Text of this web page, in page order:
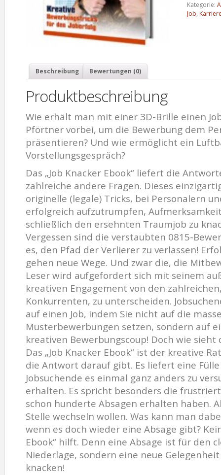
Kategorie:
Job,
Beschreibung Bewertungen (0)
Produktbeschreibung
Wie erhält man mit einer 3D-Brille einen
Pförtner vorbei, um die Bewerbung dem
präsentieren? Und wie ermöglicht ein
Vorstellungsgespräch?
Das „Job Knacker Ebook“ liefert die
zahlreiche andere Fragen. Dieses
originelle (legale) Tricks, bei Personalern
erfolgreich aufzutrumpfen,
schließlich den ersehnten Traumjob zu
Vergessen sind die verstaubten 0815-
es, den Pfad der Verlierer zu verlassen!
gehen neue Wege. Und zwar die, die
Leser wird aufgefordert sich mit seinem
kreativen Engagement von den
Konkurrenten, zu unterscheiden.
auf einen Job, indem Sie nicht auf die
Musterbewerbungen setzen, sondern auf
kreativen Bewerbungscoup! Doch wie sieht
Das „Job Knacker Ebook“ ist der kreative
die Antwort darauf gibt. Es liefert eine
Jobsuchende es einmal ganz anders zu
erhalten. Es spricht besonders die
schon hunderte Absagen erhalten haben.
Stelle wechseln wollen. Was kann man
wenn es doch wieder eine Absage gibt?
Ebook“ hilft. Denn eine Absage ist für den
Niederlage, sondern eine neue
knacken!